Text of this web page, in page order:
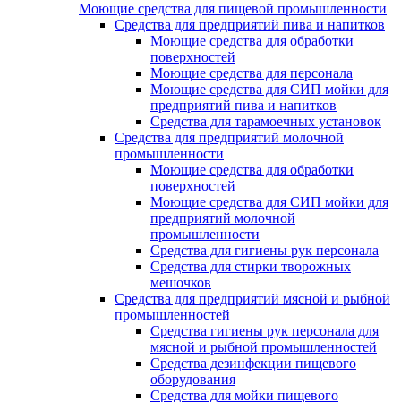
Моющие средства для пищевой промышленности
Cредства для предприятий пива и напитков
Моющие средства для обработки
поверхностей
Моющие средства для персонала
Моющие средства для СИП мойки для
предприятий пива и напитков
Средства для тарамоечных установок
Средства для предприятий молочной
промышленности
Моющие средства для обработки
поверхностей
Моющие средства для СИП мойки для
предприятий молочной
промышленности
Средства для гигиены рук персонала
Средства для стирки творожных
мешочков
Средства для предприятий мясной и рыбной
промышленностей
Средства гигиены рук персонала для
мясной и рыбной промышленностей
Средства дезинфекции пищевого
оборудования
Средства для мойки пищевого